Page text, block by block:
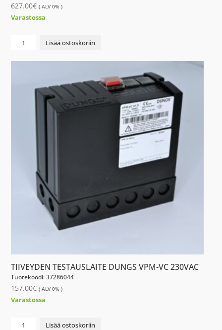
627.00€ ( ALV 0% )
Varastossa
PUMPPU
32-
Lisää ostoskoriin
TIIVEYDEN TESTAUSLAITE DUNGS VPM-VC 230VAC
Tuotekoodi: 37286044
157.00€ ( ALV 0% )
Varastossa
TIIVEYDEN
Lisää ostoskoriin